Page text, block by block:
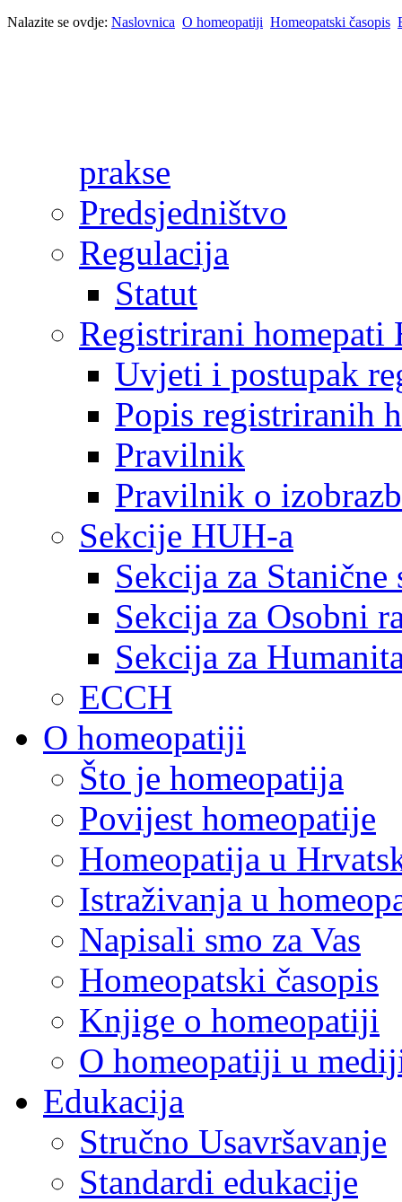
Nalazite se ovdje: Naslovnica O homeopatiji Homeopatski časopis
prakse
Predsjedništvo
Regulacija
Statut
Registrirani homepati
Uvjeti i postupak
Popis registriranih
Pravilnik
Pravilnik o
Sekcije HUH-a
Sekcija za Stanične
Sekcija za Osobni
Sekcija za
ECCH
O homeopatiji
Što je homeopatija
Povijest homeopatije
Homeopatija u
Istraživanja u
Napisali smo za Vas
Homeopatski časopis
Knjige o homeopatiji
O homeopatiji u
Edukacija
Stručno Usavršavanje
Standardi edukacije